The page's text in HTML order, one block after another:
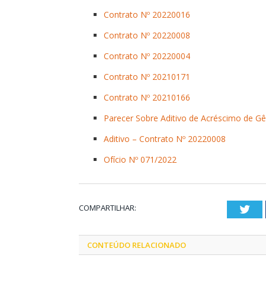
Contrato Nº 20220016
Contrato Nº 20220008
Contrato Nº 20220004
Contrato Nº 20210171
Contrato Nº 20210166
Parecer Sobre Aditivo de Acréscimo de
Aditivo – Contrato Nº 20220008
Ofício Nº 071/2022
COMPARTILHAR:
CONTEÚDO RELACIONADO